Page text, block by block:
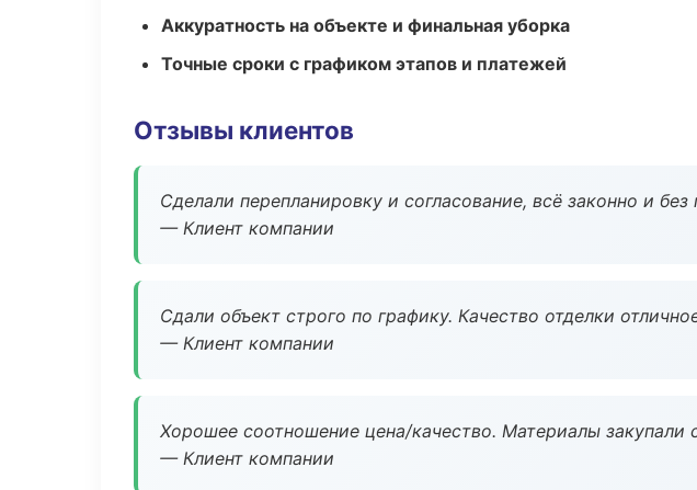
Аккуратность на объекте и финальная уборка
Точные сроки с графиком этапов и платежей
Отзывы клиентов
Сделали перепланировку и согласование, всё законно и без
— Клиент компании
Сдали объект строго по графику. Качество отделки
— Клиент компании
Хорошее соотношение цена/качество. Материалы
— Клиент компании